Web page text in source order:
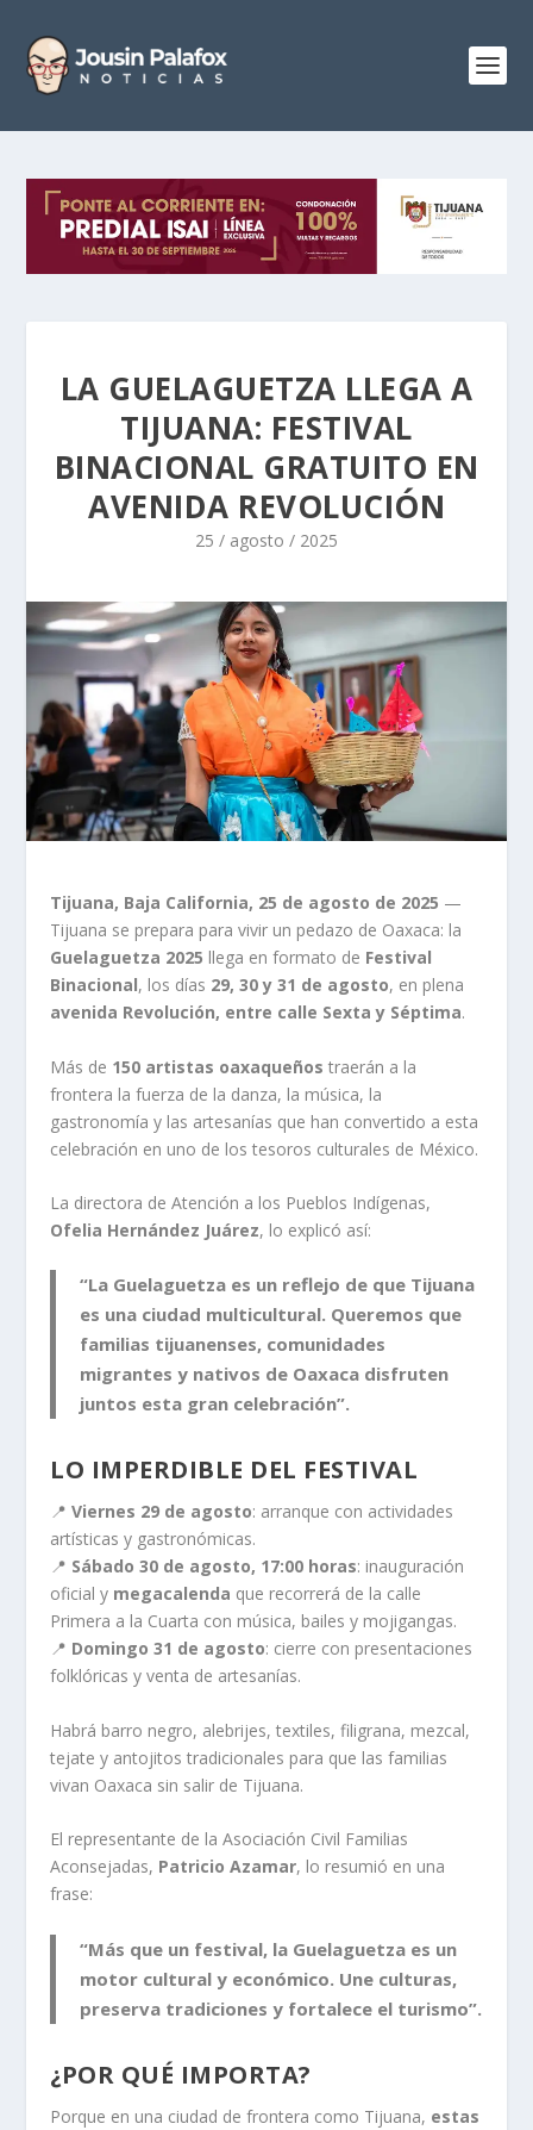
LA GUELAGUETZA LLEGA A
TIJUANA: FESTIVAL
BINACIONAL GRATUITO EN
AVENIDA REVOLUCIÓN
25 / agosto / 2025
Tijuana, Baja California, 25 de agosto de 2025 —
Tijuana se prepara para vivir un pedazo de Oaxaca: la
Guelaguetza 2025 llega en formato de Festival
Binacional, los días 29, 30 y 31 de agosto, en plena
avenida Revolución, entre calle Sexta y Séptima.
Más de 150 artistas oaxaqueños traerán a la
frontera la fuerza de la danza, la música, la
gastronomía y las artesanías que han convertido a esta
celebración en uno de los tesoros culturales de México.
La directora de Atención a los Pueblos Indígenas,
Ofelia Hernández Juárez, lo explicó así:
“La Guelaguetza es un reflejo de que Tijuana
es una ciudad multicultural. Queremos que
familias tijuanenses, comunidades
migrantes y nativos de Oaxaca disfruten
juntos esta gran celebración”.
LO IMPERDIBLE DEL FESTIVAL
📍Viernes 29 de agosto: arranque con actividades
artísticas y gastronómicas.
📍 Sábado 30 de agosto, 17:00 horas: inauguración
oficial y megacalenda que recorrerá de la calle
Primera a la Cuarta con música, bailes y mojigangas.
📍 Domingo 31 de agosto: cierre con presentaciones
folklóricas y venta de artesanías.
Habrá barro negro, alebrijes, textiles, filigrana, mezcal,
tejate y antojitos tradicionales para que las familias
vivan Oaxaca sin salir de Tijuana.
El representante de la Asociación Civil Familias
Aconsejadas, Patricio Azamar, lo resumió en una
frase:
“Más que un festival, la Guelaguetza es un
motor cultural y económico. Une culturas,
preserva tradiciones y fortalece el turismo”.
¿POR QUÉ IMPORTA?
Porque en una ciudad de frontera como Tijuana, estas